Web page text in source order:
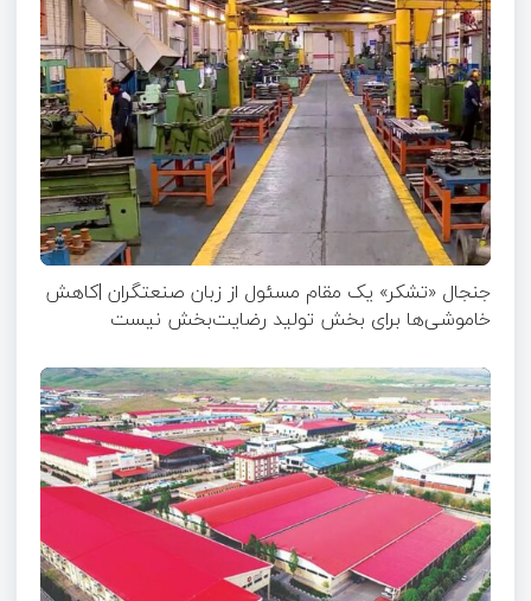
جنجال «تشکر» یک مقام مسئول از زبان صنعتگران |کاهش
خاموشی‌ها برای بخش تولید رضایت‌بخش نیست